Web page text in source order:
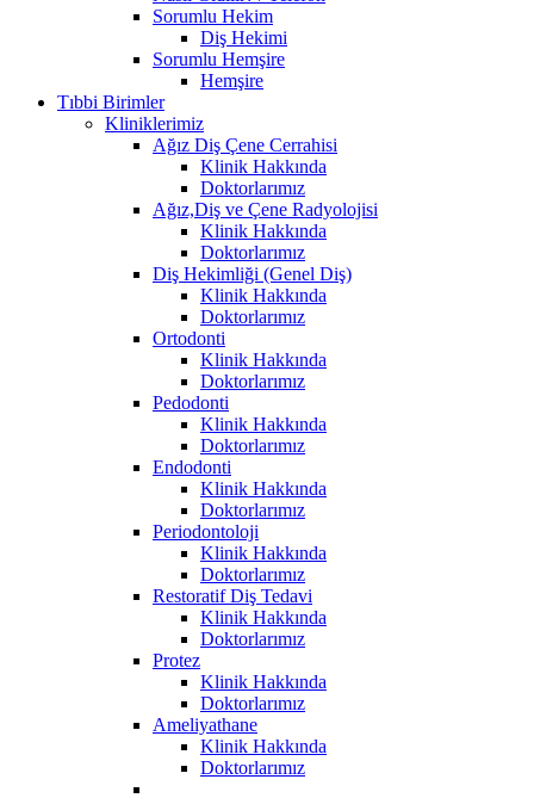
Sorumlu Hekim
Diş Hekimi
Sorumlu Hemşire
Hemşire
Tıbbi Birimler
Kliniklerimiz
Ağız Diş Çene Cerrahisi
Klinik Hakkında
Doktorlarımız
Ağız,Diş ve Çene Radyolojisi
Klinik Hakkında
Doktorlarımız
Diş Hekimliği (Genel Diş)
Klinik Hakkında
Doktorlarımız
Ortodonti
Klinik Hakkında
Doktorlarımız
Pedodonti
Klinik Hakkında
Doktorlarımız
Endodonti
Klinik Hakkında
Doktorlarımız
Periodontoloji
Klinik Hakkında
Doktorlarımız
Restoratif Diş Tedavi
Klinik Hakkında
Doktorlarımız
Protez
Klinik Hakkında
Doktorlarımız
Ameliyathane
Klinik Hakkında
Doktorlarımız